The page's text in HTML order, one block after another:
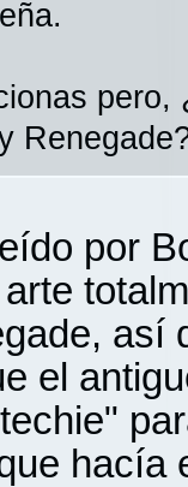
por
así
el
hacía